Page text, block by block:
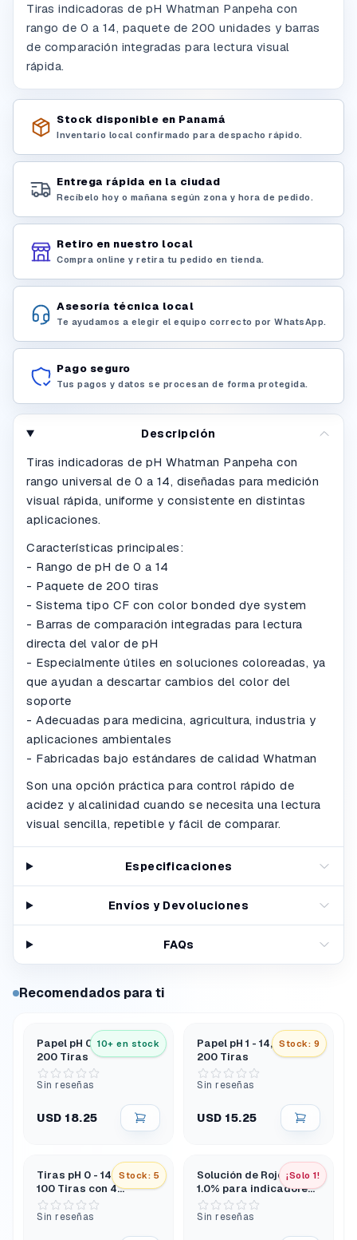
Tiras indicadoras de pH Whatman Panpeha con
rango de 0 a 14, paquete de 200 unidades y barras
de comparación integradas para lectura visual
rápida.
Stock disponible en Panamá
Inventario local confirmado para despacho rápido.
Entrega rápida en la ciudad
Recíbelo hoy o mañana según zona y hora de pedido.
Retiro en nuestro local
Compra online y retira tu pedido en tienda.
Asesoría técnica local
Te ayudamos a elegir el equipo correcto por WhatsApp.
Pago seguro
Tus pagos y datos se procesan de forma protegida.
Descripción
Tiras indicadoras de pH Whatman Panpeha con
rango universal de 0 a 14, diseñadas para medición
visual rápida, uniforme y consistente en distintas
aplicaciones.
Características principales:
- Rango de pH de 0 a 14
- Paquete de 200 tiras
- Sistema tipo CF con color bonded dye system
- Barras de comparación integradas para lectura
directa del valor de pH
- Especialmente útiles en soluciones coloreadas, ya
que ayudan a descartar cambios del color del
soporte
- Adecuadas para medicina, agricultura, industria y
aplicaciones ambientales
- Fabricadas bajo estándares de calidad Whatman
Son una opción práctica para control rápido de
acidez y alcalinidad cuando se necesita una lectura
visual sencilla, repetible y fácil de comparar.
Especificaciones
Envíos y Devoluciones
FAQs
Recomendados para ti
10+ en stock
Papel pH 0 - 10, Caja de
200 Tiras
Sin reseñas
USD 18.25
Stock: 9
Papel pH 1 - 14, Caja de
200 Tiras
Sin reseñas
USD 15.25
Stock: 5
Tiras pH 0 - 14, Caja de
100 Tiras con 4
Almohadillas
Sin reseñas
¡Solo 1!
Solución de Rojo Fenol
1.0% para indicadores
de pH
Sin reseñas